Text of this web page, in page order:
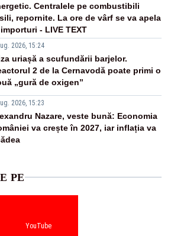
Centralele pe combustibili
repornite. La ore de vârf se va apela
- LIVE TEXT
2026, 15:24
uriașă a scufundării barjelor.
2 de la Cernavodă poate primi o
„gură de oxigen”
2026, 15:23
Nazare, veste bună: Economia
va crește în 2027, iar inflația va
PE
YouTube